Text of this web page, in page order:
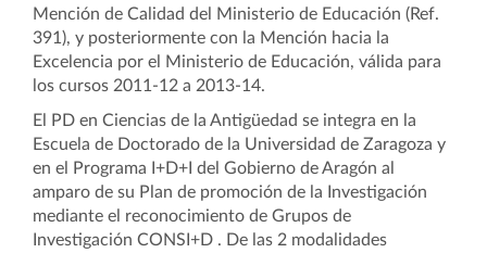
Mención de Calidad del Ministerio de Educación (Ref.
391), y posteriormente con la Mención hacia la
Excelencia por el Ministerio de Educación, válida para
los cursos 2011-12 a 2013-14.
El PD en Ciencias de la Antigüedad se integra en la
Escuela de Doctorado de la Universidad de Zaragoza y
en el Programa I+D+I del Gobierno de Aragón al
amparo de su Plan de promoción de la Investigación
mediante el reconocimiento de Grupos de
Investigación CONSI+D . De las 2 modalidades